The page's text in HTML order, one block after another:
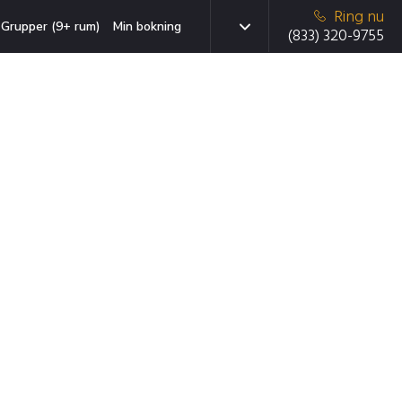
Grupper (9+ rum) Min bokning
Ring nu
(833) 320-9755